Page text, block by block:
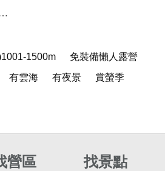
露營樂訂位專線)
1500m
免裝備懶人露營
有雲海 有夜景 賞螢季
營區 找景點